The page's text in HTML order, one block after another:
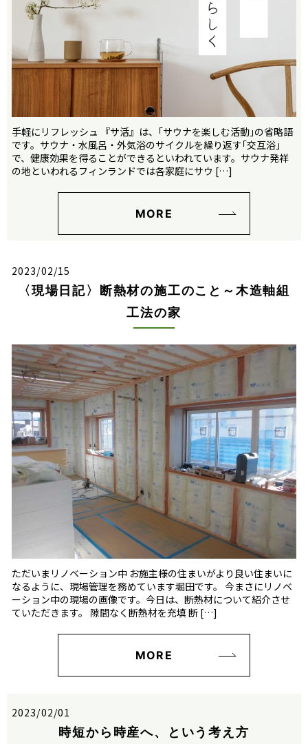
手軽にリフレッシュ 『サ活』は、｢サウナを楽しむ活動｣の省略語
です。サウナ・水風呂・外気浴のサイクルを繰り返す｢交互浴｣
で、健康効果を得ることができるといわれています。サウナ発祥
の地といわれるフィンランドでは各家庭にサウ […]
MORE
2023/02/15
〈現場日記〉断熱材の施工のこと～木造軸組
工法の家
ただいまリノベーション中 お施主様の住まいがより良い住まいに
なるように、現場管理を務めています堀田です。 今まさにリノベ
ーション中の現場の画像です。今日は、断熱材について紹介させ
ていただきます。 隙間なく断熱材を充填 断 […]
MORE
2023/02/01
時短から時産へ、という考え方